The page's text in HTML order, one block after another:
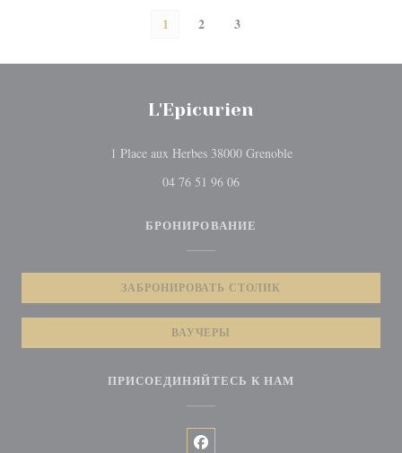
1 2 3
L'Epicurien
1 Place aux Herbes 38000 Grenoble((открывается в
04 76 51 96 06
БРОНИРОВАНИЕ
ЗАБРОНИРОВАТЬ СТОЛИК
ВАУЧЕРЫ
ПРИСОЕДИНЯЙТЕСЬ К НАМ